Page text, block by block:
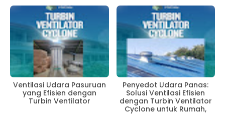
Ventilasi Udara Pasuruan
yang Efisien dengan
Turbin Ventilator
Penyedot Udara Panas:
Solusi Ventilasi Efisien
dengan Turbin Ventilator
Cyclone untuk Rumah,